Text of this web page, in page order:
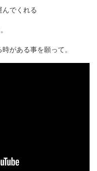
でくれる
がある事を願って。